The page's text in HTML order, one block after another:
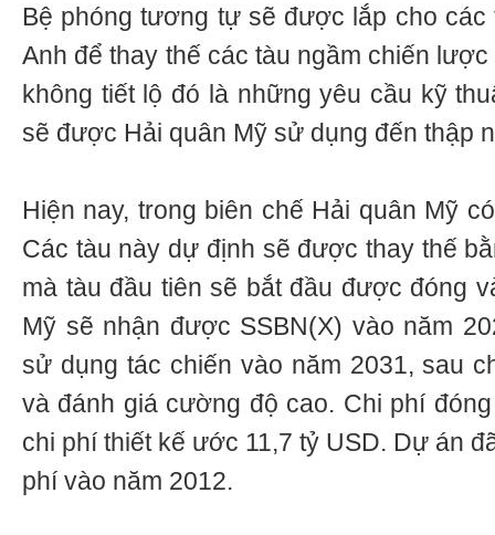
Bệ phóng tương tự sẽ được lắp cho
Anh để thay thế các tàu ngầm chiến
không tiết lộ đó là những yêu cầu kỹ
sẽ được Hải quân Mỹ sử dụng đến thập
Hiện nay, trong biên chế Hải quân Mỹ
Các tàu này dự định sẽ được thay thế
mà tàu đầu tiên sẽ bắt đầu được đóng
Mỹ sẽ nhận được SSBN(X) vào năm
sử dụng tác chiến vào năm 2031, sau
và đánh giá cường độ cao. Chi phí
chi phí thiết kế ước 11,7 tỷ USD. Dự án
phí vào năm 2012.